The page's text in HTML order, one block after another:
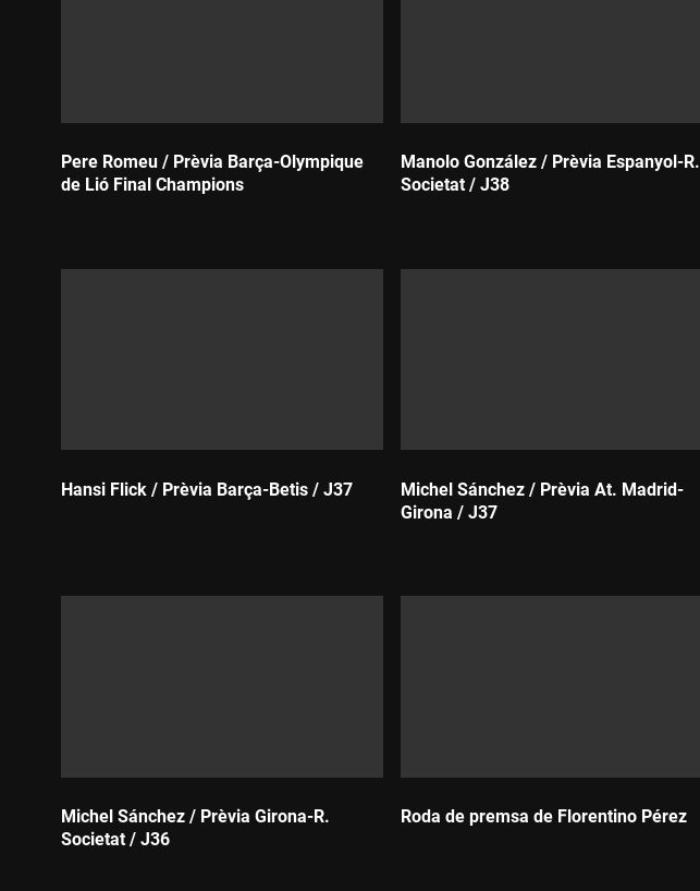
Pere Romeu / Prèvia Barça-Olympique
de Lió Final Champions
Manolo González / Prèvia Espanyol-R.
Societat / J38
Hansi Flick / Prèvia Barça-Betis / J37
Michel Sánchez / Prèvia At. Madrid-
Girona / J37
Michel Sánchez / Prèvia Girona-R.
Societat / J36
Roda de premsa de Florentino Pérez